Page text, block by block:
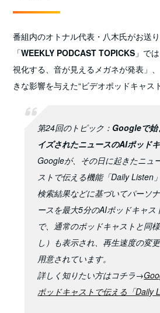
番組内のオトナル代表・八木氏がお送
「WEEKLY PODCAST TOPICKS 」で
視化する、音が見えるメガネが発表」
きな影響を与えた“ビデオポッドキャス
第24回のトピック： Googleで始
イズされたニュースのAIポッド
Googleが、その日に起きたニュ
ストで伝える機能「Daily Listen
検索結果などに基づいてパーソ
ースを最大5分のAIポッドキャス
で、通常のポッドキャストと同
し）も表示され、再生速度の変
用意されています。
詳しく知りたい方はコチラ→
ポッドキャストで伝える「Daily